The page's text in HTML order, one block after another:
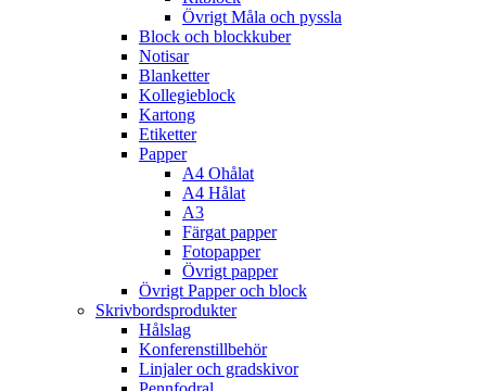
Övrigt Måla och pyssla
Block och blockkuber
Notisar
Blanketter
Kollegieblock
Kartong
Etiketter
Papper
A4 Ohålat
A4 Hålat
A3
Färgat papper
Fotopapper
Övrigt papper
Övrigt Papper och block
Skrivbordsprodukter
Hålslag
Konferenstillbehör
Linjaler och gradskivor